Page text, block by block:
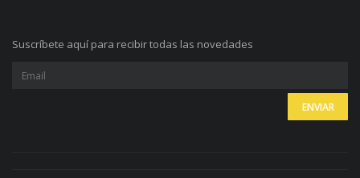
Suscríbete aquí para recibir todas las novedades